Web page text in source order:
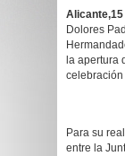
Alicante,
Dolores
la apertura
celebración
Para su
entre la